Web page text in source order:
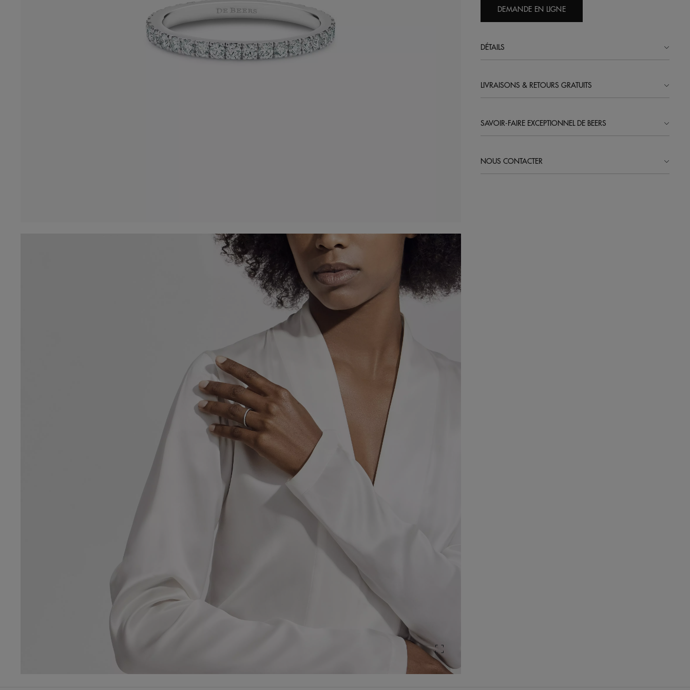
DEMANDE EN LIGNE
DÉTAILS
LIVRAISONS & RETOURS GRATUITS
SAVOIR-FAIRE EXCEPTIONNEL DE BEERS
NOUS CONTACTER